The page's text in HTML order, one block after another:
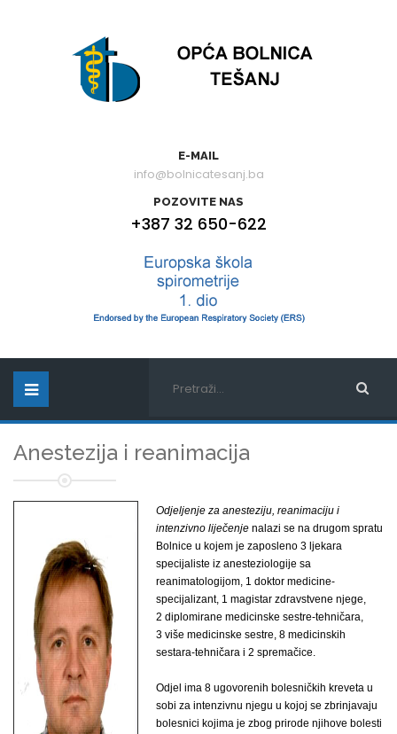
E-MAIL
info@bolnicatesanj.ba
POZOVITE NAS
+387 32 650-622
Anestezija i reanimacija
Odjeljenje za anesteziju, reanimaciju i
intenzivno liječenje nalazi se na drugom spratu
Bolnice u kojem je zaposleno 3 ljekara
specijaliste iz anesteziologije sa
reanimatologijom, 1 doktor medicine-
specijalizant, 1 magistar zdravstvene njege,
2 diplomirane medicinske sestre-tehničara,
3 više medicinske sestre, 8 medicinskih
sestara-tehničara i 2 spremačice.
Odjel ima 8 ugovorenih bolesničkih kreveta u
sobi za intenzivnu njegu u kojoj se zbrinjavaju
bolesnici kojima je zbog prirode njihove bolesti